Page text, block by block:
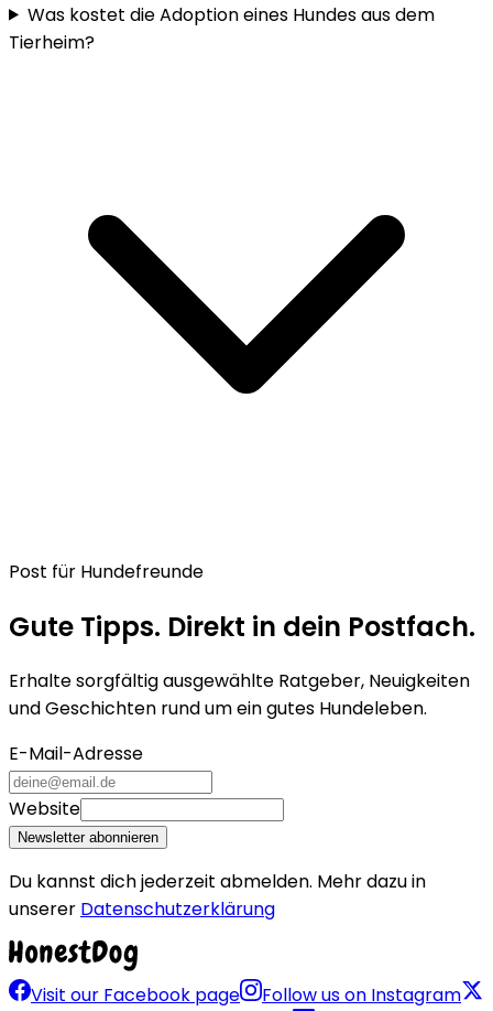
Was kostet die Adoption eines Hundes aus dem
Tierheim?
Post für Hundefreunde
Gute Tipps. Direkt in dein Postfach.
Erhalte sorgfältig ausgewählte Ratgeber, Neuigkeiten
und Geschichten rund um ein gutes Hundeleben.
E-Mail-Adresse
Website
Newsletter abonnieren
Du kannst dich jederzeit abmelden. Mehr dazu in
unserer Datenschutzerklärung
Visit our Facebook page
Follow us on Instagram